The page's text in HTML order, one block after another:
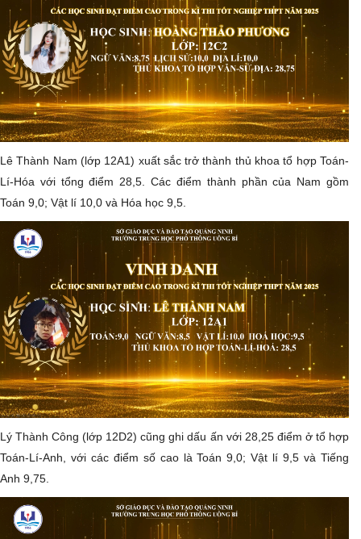
​Lê Thành Nam (lớp 12A1) xuất sắc trở thành thủ khoa tổ hợp Toán-
Lí-Hóa với tổng điểm 28,5. Các điểm thành phần của Nam gồm
Toán 9,0; Vật lí 10,0 và Hóa học 9,5.
​Lý Thành Công (lớp 12D2) cũng ghi dấu ấn với 28,25 điểm ở tổ hợp
Toán-Lí-Anh, với các điểm số cao là Toán 9,0; Vật lí 9,5 và Tiếng
Anh 9,75.